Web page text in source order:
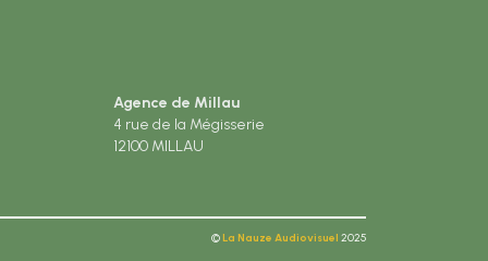
Agence de Millau
4 rue de la Mégisserie
12100 MILLAU
©La Nauze Audiovisuel 2025